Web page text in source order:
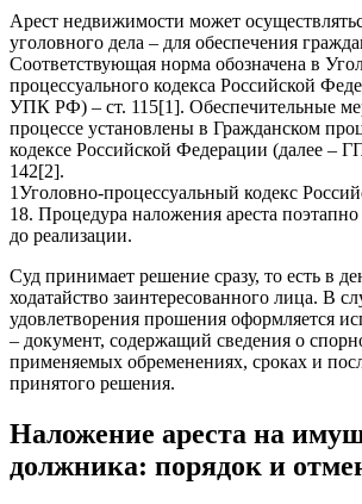
Арест недвижимости может
уголовного дела – для обеспечения
Соответствующая норма обозначена в
процессуального кодекса Российской
УПК РФ) – ст. 115[1]. Обеспечительные
процессе установлены в Гражданском
кодексе Российской Федерации (далее –
142[2].
1Уголовно-процессуальный кодекс
18. Процедура наложения ареста
до реализации.
Суд принимает решение сразу, то есть в
ходатайство заинтересованного лица. В
удовлетворения прошения оформляется
– документ, содержащий сведения о
применяемых обременениях, сроках и
принятого решения.
Наложение ареста на
должника: порядок и